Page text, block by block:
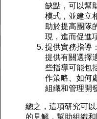
缺點，可以幫
模式，並建立
助於提高團隊
現，進而促進
提供實務指導
提供有關選擇
些指導可能包
作策略、如何
組織和管理開
總之，這項研究可
的見解，幫助組織